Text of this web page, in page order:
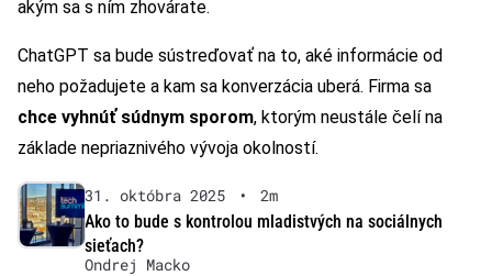
akým sa s ním zhovárate.
ChatGPT sa bude sústreďovať na to, aké informácie od
neho požadujete a kam sa konverzácia uberá. Firma sa
chce vyhnúť súdnym sporom, ktorým neustále čelí na
základe nepriaznivého vývoja okolností.
31. októbra 2025 •
2m
Ako to bude s kontrolou mladistvých na sociálnych
sieťach?
Ondrej Macko